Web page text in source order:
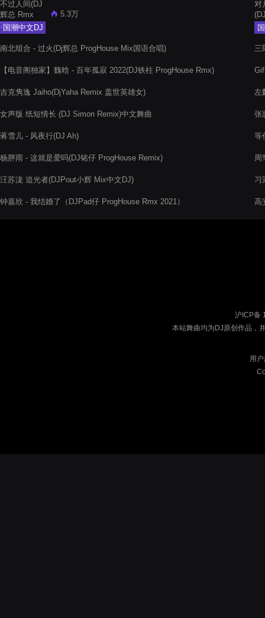
国潮中文DJ
5.3万
南北组合 - 过火(Dj辉总 ProgHouse Mix国语合唱)
【电音阁独家】魏晗 - 百年孤寂 2022(DJ铁柱 ProgHouse Rmx)
吉克隽逸 Jaiho(DjYaha Remix 盖世英雄女)
女声版 纸短情长 (DJ Simon Remix)中文舞曲
蒋雪儿 - 风夜行(DJ Ah)
杨胖雨 - 这就是爱吗(DJ铭仔 ProgHouse Remix)
汪苏泷 追光者(DJPout小辉 Mix中文DJ)
钟嘉欣 - 我结婚了（DJPad仔 ProgHouse Rmx 2021）
三
左
张
等
周
习
高
沪ICP备
本站舞曲均为DJ原创作品，
用